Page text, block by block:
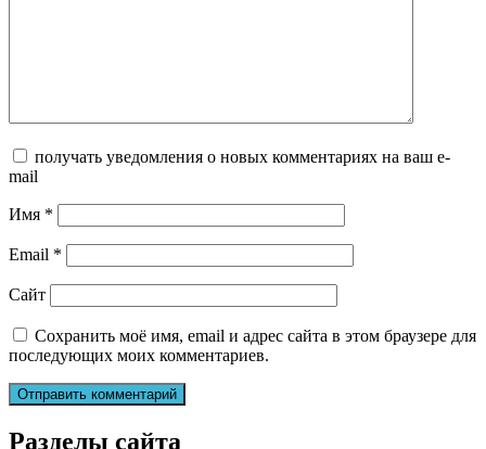
получать уведомления о новых комментариях на ваш e-
mail
Имя *
Email *
Сайт
Сохранить моё имя, email и адрес сайта в этом браузере для
последующих моих комментариев.
Разделы сайта